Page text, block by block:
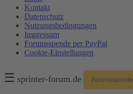
Kontakt
Datenschutz
Nutzungsbedingungen
Impressum
Forumsspende per PayPal
Cookie-Einstellungen
☰ sprinter-forum.de Forumsspende